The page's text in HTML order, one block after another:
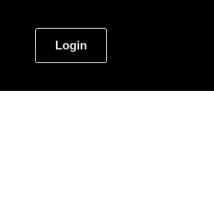
Login